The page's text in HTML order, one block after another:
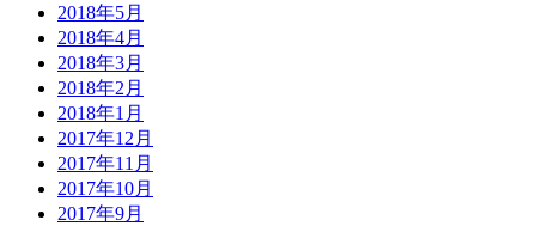
2018年5月
2018年4月
2018年3月
2018年2月
2018年1月
2017年12月
2017年11月
2017年10月
2017年9月